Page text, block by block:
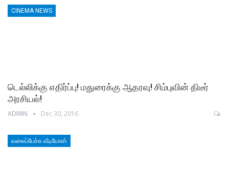
CINEMA NEWS
டெல்லிக்கு எதிர்ப்பு! மதுரைக்கு ஆதரவு! சிம்புவின் திடீர்
அரசியல்!
ADMIN Dec 30, 2016
வலைப்பேச்சு வீடியோஸ்